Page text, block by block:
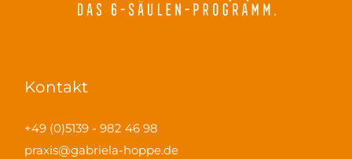
Kontakt
+49 (0)5139 - 982 46 98
praxis@gabriela-hoppe.de